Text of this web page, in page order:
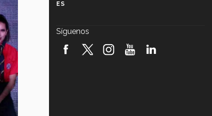
robótica FIRST 2026! (video)
ES
Síguenos